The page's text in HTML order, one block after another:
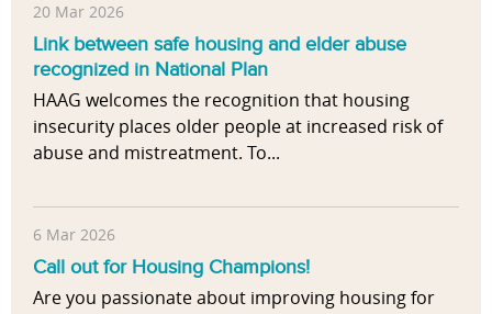
20 Mar 2026
Link between safe housing and elder abuse
recognized in National Plan
HAAG welcomes the recognition that housing
insecurity places older people at increased risk of
abuse and mistreatment. To...
6 Mar 2026
Call out for Housing Champions!
Are you passionate about improving housing for